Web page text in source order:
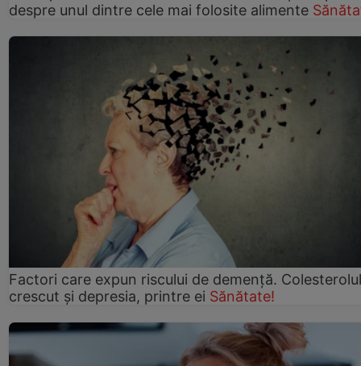
despre unul dintre cele mai folosite alimente
Factori care expun riscului de demență. Colesterolul
crescut şi depresia, printre ei Sănătate!